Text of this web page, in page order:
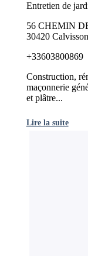
Entretien de
56 CHEMIN
30420 Calvisson
+33603800869
Construction,
maçonnerie
et plâtre...
Lire la suite